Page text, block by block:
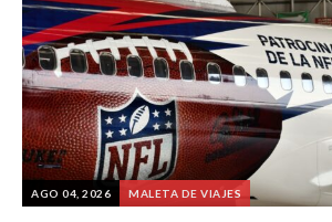
AGO 04, 2026 MALETA DE VIAJES